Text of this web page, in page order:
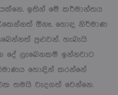
ඉතින් මේ කර්මාන්තය
ඕනෑ. හොඳ නිර්මාණ
පුළුවන්. හැබැයි
ලැබෙනකම් ඉන්නවාට
හොඳින් කරන්නේ
තමයි වැදගත් වෙන්නෙ.